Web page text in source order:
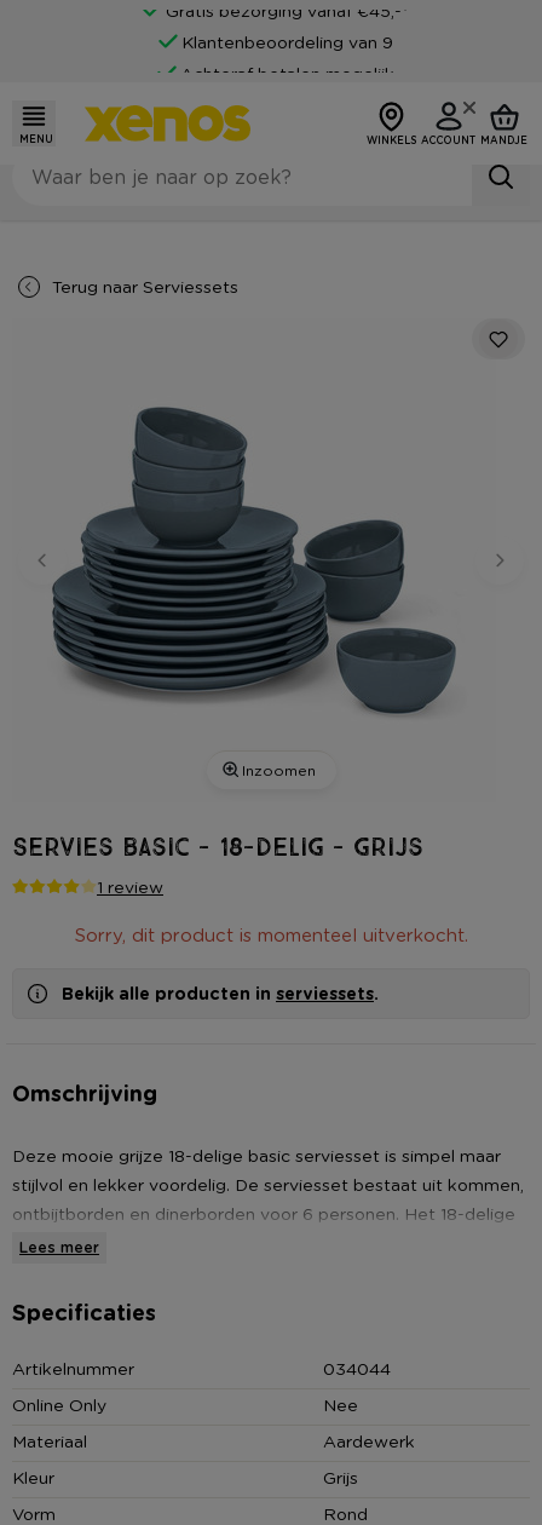
Gratis bezorging vanaf €45,-*
Klantenbeoordeling van 9
Achteraf betalen mogelijk
MENU WINKELS ACCOUNT MANDJE
Terug naar Serviessets
Inzoomen
Servies basic - 18-delig - grijs
1 review
Sorry, dit product is momenteel uitverkocht.
Bekijk alle producten in serviessets.
Omschrijving
Deze mooie grijze 18-delige basic serviesset is simpel maar
stijlvol en lekker voordelig. De serviesset bestaat uit kommen,
ontbijtborden en dinerborden voor 6 personen. Het 18-delige
servies is in een mooie grijs afgewerkt en is gemaakt van
servies een tijdloze uitstraling en zorgt ervoor dat je een
eenvoudig maar toch mooie gedekte tafel kan verzorgen.
en van het dinerbord 26 cm. Het servies is daarnaast geschikt
voor gebruik in de magnetron en is vaatwasmachinebestendig.
Lees meer
Specificaties
Artikelnummer
034044
Online Only
Nee
Materiaal
Aardewerk
Kleur
Grijs
Vorm
Rond